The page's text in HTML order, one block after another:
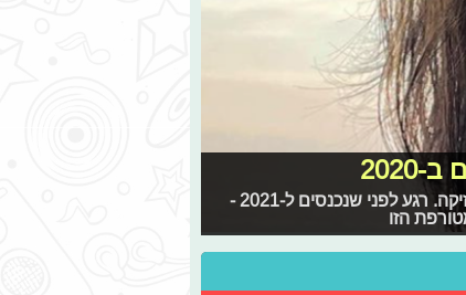
כמו בכל שנה, שיאים חדשים וראויים להערכה נשברו בעולם המוזיקה. רגע לפני שנכנסים ל-2021 -
הזו